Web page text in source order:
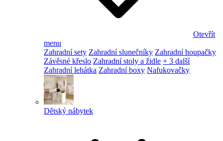
Otevřít
menu
Zahradní sety Zahradní slunečníky Zahradní houpačky
Závěsné křeslo Zahradní stoly a židle + 3 další
Zahradní lehátka Zahradní boxy Nafukovačky
Dětský nábytek